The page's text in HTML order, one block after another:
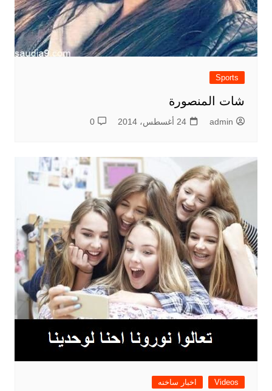
Sports
شات المنصورة
admin 24 أغسطس، 2014 0
Videos اخبار ساخنه